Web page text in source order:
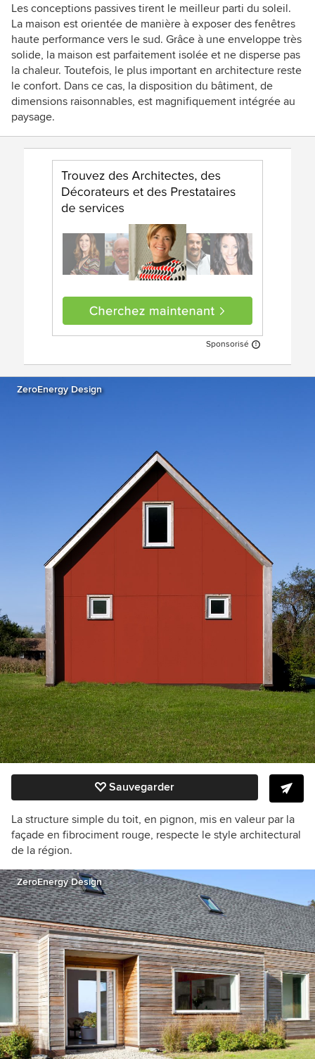
Les conceptions passives tirent le meilleur parti du soleil.
La maison est orientée de manière à exposer des fenêtres
haute performance vers le sud. Grâce à une enveloppe très
solide, la maison est parfaitement isolée et ne disperse pas
la chaleur. Toutefois, le plus important en architecture reste
le confort. Dans ce cas, la disposition du bâtiment, de
dimensions raisonnables, est magnifiquement intégrée au
paysage.
Sponsorisé
ZeroEnergy Design
Sauvegarder
La structure simple du toit, en pignon, mis en valeur par la
façade en fibrociment rouge, respecte le style architectural
de la région.
ZeroEnergy Design